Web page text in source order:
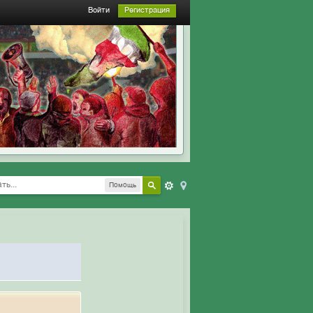
Войти Регистрация
Помощь